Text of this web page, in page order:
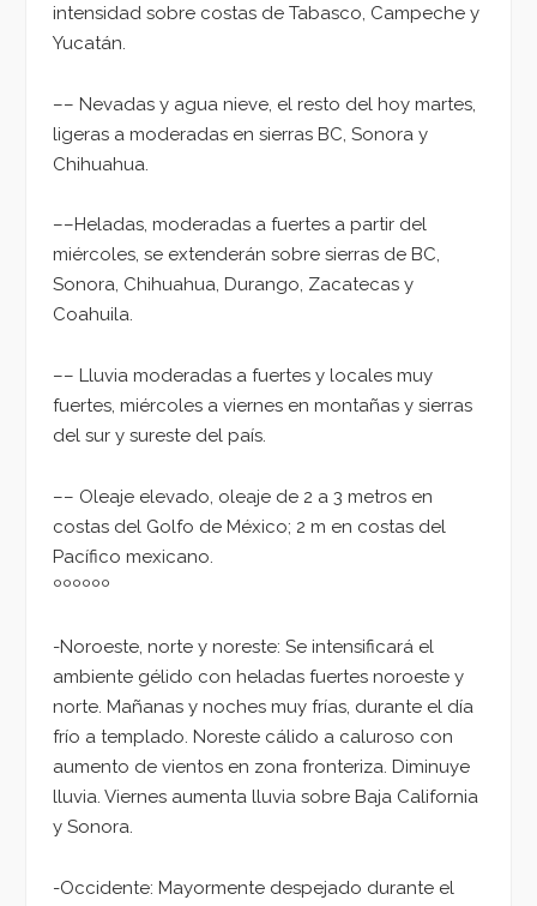
intensidad sobre costas de Tabasco, Campeche y
Yucatán.
–– Nevadas y agua nieve, el resto del hoy martes,
ligeras a moderadas en sierras BC, Sonora y
Chihuahua.
––Heladas, moderadas a fuertes a partir del
miércoles, se extenderán sobre sierras de BC,
Sonora, Chihuahua, Durango, Zacatecas y
Coahuila.
–– Lluvia moderadas a fuertes y locales muy
fuertes, miércoles a viernes en montañas y sierras
del sur y sureste del país.
–– Oleaje elevado, oleaje de 2 a 3 metros en
costas del Golfo de México; 2 m en costas del
Pacífico mexicano.
ºººººº
-Noroeste, norte y noreste: Se intensificará el
ambiente gélido con heladas fuertes noroeste y
norte. Mañanas y noches muy frías, durante el día
frío a templado. Noreste cálido a caluroso con
aumento de vientos en zona fronteriza. Diminuye
lluvia. Viernes aumenta lluvia sobre Baja California
y Sonora.
-Occidente: Mayormente despejado durante el